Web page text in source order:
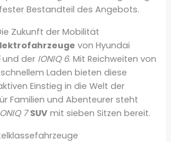
Bestandteil des Angebots.
Zukunft der Mobilität
von Hyundai
und der IONIQ 6. Mit Reichweiten von
Laden bieten diese
Einstieg in die Welt der
Familien und Abenteurer steht
7 SUV mit sieben Sitzen bereit.